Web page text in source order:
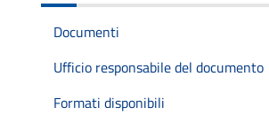
Documenti
Ufficio responsabile del documento
Formati disponibili